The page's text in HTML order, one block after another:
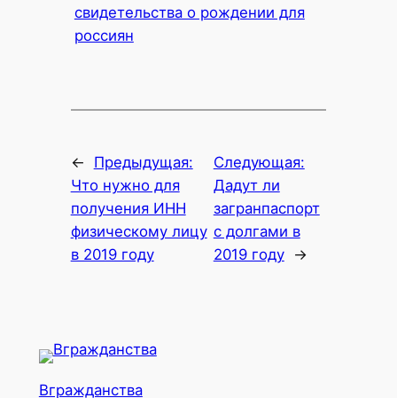
свидетельства о рождении для
россиян
←
Предыдущая:
Что нужно для
получения ИНН
физическому лицу
в 2019 году
Следующая:
Дадут ли
загранпаспорт
с долгами в
2019 году
→
Вгражданства